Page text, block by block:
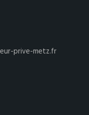
prive-metz.fr